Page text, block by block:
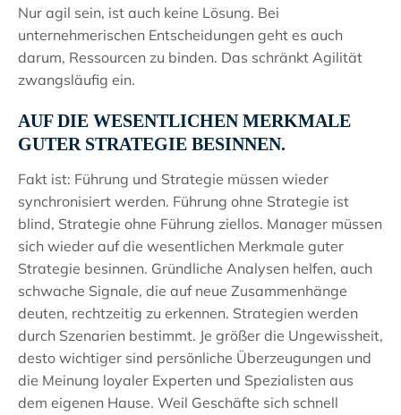
Nur agil sein, ist auch keine Lösung. Bei
unternehmerischen Entscheidungen geht es auch
darum, Ressourcen zu binden. Das schränkt Agilität
zwangsläufig ein.
AUF DIE WESENTLICHEN MERKMALE
GUTER STRATEGIE BESINNEN.
Fakt ist: Führung und Strategie müssen wieder
synchronisiert werden. Führung ohne Strategie ist
blind, Strategie ohne Führung ziellos. Manager müssen
sich wieder auf die wesentlichen Merkmale guter
Strategie besinnen. Gründliche Analysen helfen, auch
schwache Signale, die auf neue Zusammenhänge
deuten, rechtzeitig zu erkennen. Strategien werden
durch Szenarien bestimmt. Je größer die Ungewissheit,
desto wichtiger sind persönliche Überzeugungen und
die Meinung loyaler Experten und Spezialisten aus
dem eigenen Hause. Weil Geschäfte sich schnell